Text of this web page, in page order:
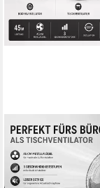
ERTEX
Standventilator BIG
Standventilator
Ventilator 46 cm